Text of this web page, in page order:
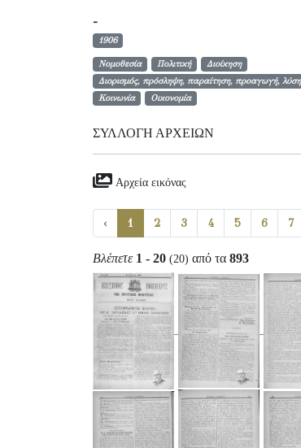
-
1906
Νομοθεσία Πολιτική
Διοίκηση
Διορισμός, πρόσληψη, παραίτηση, προαγωγή,
Κοινωνία
Οικονομία
ΣΥΛΛΟΓΉ ΑΡΧΕΊΩΝ
Αρχεία εικόνας
‹ 1 2 3 4 5 6 7
Βλέπετε 1 - 20 (20) από τα 893